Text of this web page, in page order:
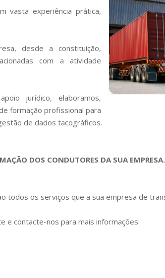
vasta experiência prática,
desde a constituição,
com a atividade
jurídico, elaboramos,
formação profissional para
de dados tacográficos.
DOS CONDUTORES DA SUA
todos os serviços que a sua empresa de
e contacte-nos para mais informações.